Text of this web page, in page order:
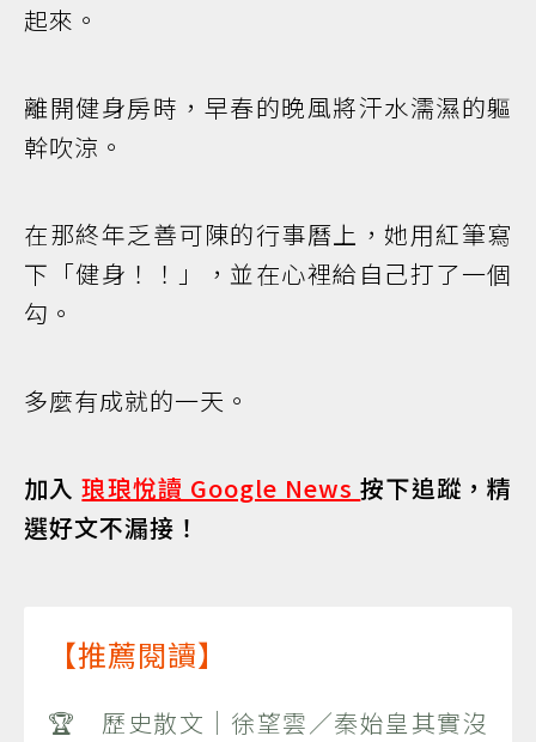
起來。
離開健身房時，早春的晚風將汗水濡濕的軀
幹吹涼。
在那終年乏善可陳的行事曆上，她用紅筆寫
下「健身！！」，並在心裡給自己打了一個
勾。
多麼有成就的一天。
加入琅琅悅讀 Google News按下追蹤，精
選好文不漏接！
【推薦閱讀】
🏆 歷史散文｜徐望雲／秦始皇其實沒